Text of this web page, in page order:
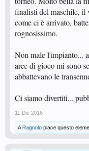
finalisti del maschile, il
come ci è arrivato,
rognosissimo.
Non male l'impianto...
aree di gioco mi sono
abbattevano le
Ci siamo divertiti...
11 Dic 2016
A Ragnolo piace questo